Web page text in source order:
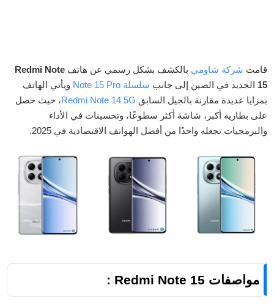
قامت شركة شاومي بالكشف بشكل رسمي عن هاتف Redmi Note
15 الجديد في الصين إلى جانب سلسلة Note 15 Pro
ويأتي الهاتف
بمزايا عديدة مقارنة بالجيل السابق Redmi Note 14 5G، حيث حصل
على بطارية أكبر، شاشة أكثر سطوعًا، وتحسينات في الأداء
والبرمجيات تجعله واحدًا من أفضل الهواتف الاقتصادية في 2025.
مواصفات Redmi Note 15 :